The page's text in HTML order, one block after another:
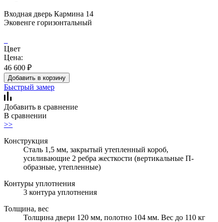
Входная дверь Кармина 14
Эковенге горизонтальный
Цвет
Цена:
46 600 ₽
Добавить в корзину
Быстрый замер
Добавить в сравнение
В сравнении
>>
Конструкция
Сталь 1,5 мм, закрытый утепленный короб,
усиливающие 2 ребра жесткости (вертикальные П-
образные, утепленные)
Контуры уплотнения
3 контура уплотнения
Толщина, вес
Толщина двери 120 мм, полотно 104 мм. Вес до 110 кг